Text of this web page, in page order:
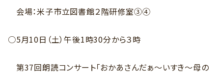
会場：米子市立図書館２階研修室③④
○5月10日（土）午後1時30分から３時
第37回朗読コンサート「おかあさんだぁ～いすき～母の